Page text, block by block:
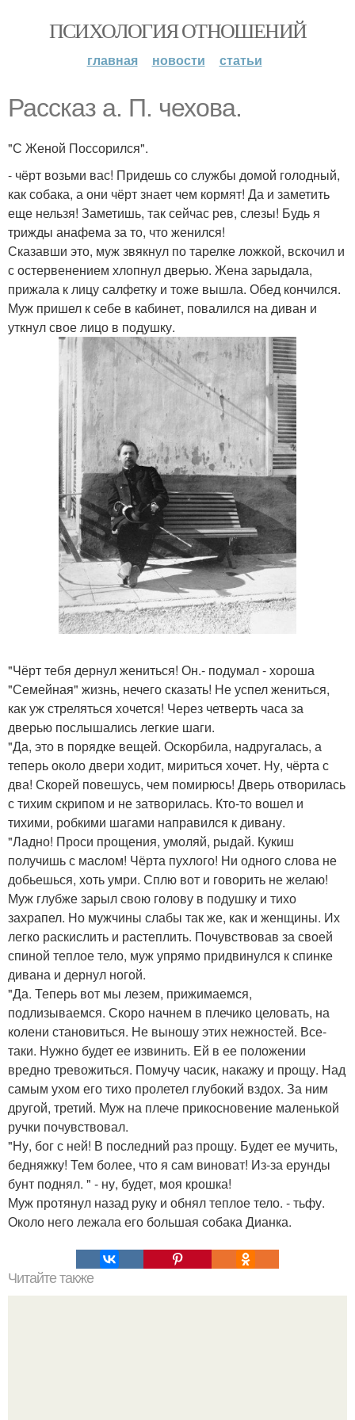
ПСИХОЛОГИЯ ОТНОШЕНИЙ
главная новости статьи
Рассказ а. П. чехова.
"С Женой Поссорился".
- чёрт возьми вас! Придешь со службы домой голодный,
как собака, а они чёрт знает чем кормят! Да и заметить
еще нельзя! Заметишь, так сейчас рев, слезы! Будь я
трижды анафема за то, что женился!
Сказавши это, муж звякнул по тарелке ложкой, вскочил и
с остервенением хлопнул дверью. Жена зарыдала,
прижала к лицу салфетку и тоже вышла. Обед кончился.
Муж пришел к себе в кабинет, повалился на диван и
уткнул свое лицо в подушку.
"Чёрт тебя дернул жениться! Он.- подумал - хороша
"Семейная" жизнь, нечего сказать! Не успел жениться,
как уж стреляться хочется! Через четверть часа за
дверью послышались легкие шаги.
"Да, это в порядке вещей. Оскорбила, надругалась, а
теперь около двери ходит, мириться хочет. Ну, чёрта с
два! Скорей повешусь, чем помирюсь! Дверь отворилась
с тихим скрипом и не затворилась. Кто-то вошел и
тихими, робкими шагами направился к дивану.
"Ладно! Проси прощения, умоляй, рыдай. Кукиш
получишь с маслом! Чёрта пухлого! Ни одного слова не
добьешься, хоть умри. Сплю вот и говорить не желаю!
Муж глубже зарыл свою голову в подушку и тихо
захрапел. Но мужчины слабы так же, как и женщины. Их
легко раскислить и растеплить. Почувствовав за своей
спиной теплое тело, муж упрямо придвинулся к спинке
дивана и дернул ногой.
"Да. Теперь вот мы лезем, прижимаемся,
подлизываемся. Скоро начнем в плечико целовать, на
колени становиться. Не выношу этих нежностей. Все-
таки. Нужно будет ее извинить. Ей в ее положении
вредно тревожиться. Помучу часик, накажу и прощу. Над
самым ухом его тихо пролетел глубокий вздох. За ним
другой, третий. Муж на плече прикосновение маленькой
ручки почувствовал.
"Ну, бог с ней! В последний раз прощу. Будет ее мучить,
бедняжку! Тем более, что я сам виноват! Из-за ерунды
бунт поднял. " - ну, будет, моя крошка!
Муж протянул назад руку и обнял теплое тело. - тьфу.
Около него лежала его большая собака Дианка.
Читайте также